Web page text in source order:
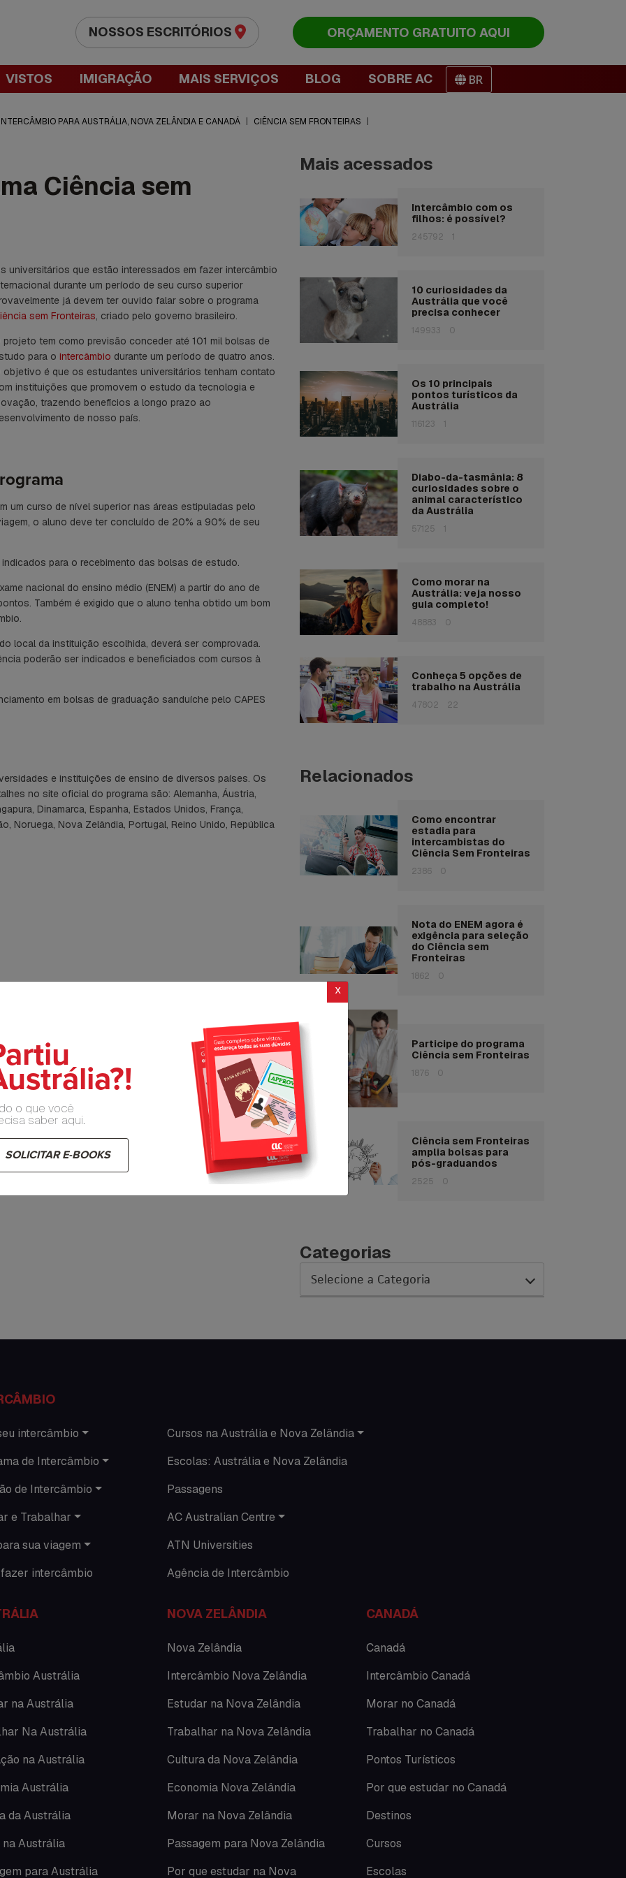
ORÇAMENTO GRATUITO AQUI
NOSSOS ESCRITÓRIOS
VISTOS IMIGRAÇÃO MAIS SERVIÇOS BLOG SOBRE AC BR
PARA AUSTRÁLIA, NOVA ZELÂNDIA E CANADÁ CIÊNCIA SEM FRONTEIRAS
Ciência sem
universitários que estão interessados em fazer intercâmbio
durante um período de seu curso superior
já devem ter ouvido falar sobre o programa
sem Fronteiras, criado pelo governo brasileiro.
projeto tem como previsão conceder até 101 mil bolsas de
para o intercâmbio durante um período de quatro anos.
objetivo é que os estudantes universitários tenham contato
instituições que promovem o estudo da tecnologia e
trazendo benefícios a longo prazo ao
de nosso país.
um curso de nível superior nas áreas estipuladas pelo
o aluno deve ter concluído de 20% a 90% de seu
para o recebimento das bolsas de estudo.
nacional do ensino médio (ENEM) a partir do ano de
Também é exigido que o aluno tenha obtido um bom
local da instituição escolhida, deverá ser comprovada.
poderão ser indicados e beneficiados com cursos à
em bolsas de graduação sanduíche pelo CAPES
e instituições de ensino de diversos países. Os
no site oficial do programa são: Alemanha, Áustria,
Dinamarca, Espanha, Estados Unidos, França,
Noruega, Nova Zelândia, Portugal, Reino Unido, República
Mais acessados
Intercâmbio com os
filhos: é possível?
245792 1
10 curiosidades da
Austrália que você
precisa conhecer
149933 0
Os 10 principais
pontos turísticos da
Austrália
116123 1
Diabo-da-tasmânia: 8
curiosidades sobre o
animal característico
da Austrália
57125 1
Como morar na
Austrália: veja nosso
guia completo!
48883 0
Conheça 5 opções de
trabalho na Austrália
47802 22
Relacionados
Como encontrar
estadia para
intercambistas do
Ciência Sem Fronteiras
2386 0
Nota do ENEM agora é
exigência para seleção
do Ciência sem
Fronteiras
1862 0
Participe do programa
Ciência sem Fronteiras
1876 0
Ciência sem Fronteiras
amplia bolsas para
pós-graduandos
2525 0
Categorias
Estudar no exterior
Hospedagem
Imigração Austrália
Informações gerais
intercâmbio
de Intercâmbio
de Intercâmbio
e Trabalhar
sua viagem
intercâmbio
Cursos na Austrália e Nova Zelândia
Escolas: Austrália e Nova Zelândia
Passagens
AC Australian Centre
ATN Universities
Agência de Intercâmbio
Austrália
na Austrália
Na Austrália
na Austrália
Austrália
da Austrália
Austrália
para Austrália
NOVA ZELÂNDIA
Nova Zelândia
Intercâmbio Nova Zelândia
Estudar na Nova Zelândia
Trabalhar na Nova Zelândia
Cultura da Nova Zelândia
Economia Nova Zelândia
Morar na Nova Zelândia
Passagem para Nova Zelândia
Por que estudar na Nova
CANADÁ
Canadá
Intercâmbio Canadá
Morar no Canadá
Trabalhar no Canadá
Pontos Turísticos
Por que estudar no Canadá
Destinos
Cursos
Escolas
x
o que você
saber aqui.
SOLICITAR E-BOOKS